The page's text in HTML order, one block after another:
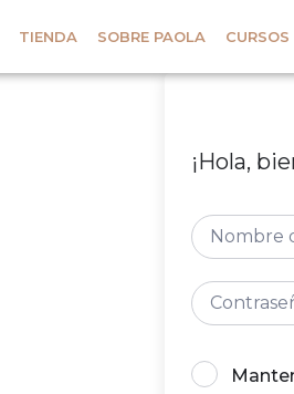
TIENDA SOBRE PAOLA CURSOS
¡Hola,